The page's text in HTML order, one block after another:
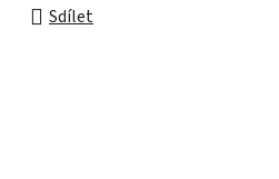
Sdílet